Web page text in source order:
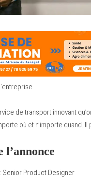
de transport innovant
où et n’importe quand. Il
l’annonce
Senior Product Designer